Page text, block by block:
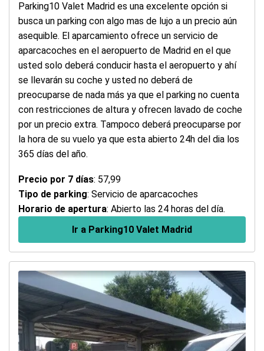
Parking10 Valet Madrid es una excelente opción si
busca un parking con algo mas de lujo a un precio aún
asequible. El aparcamiento ofrece un servicio de
aparcacoches en el aeropuerto de Madrid en el que
usted solo deberá conducir hasta el aeropuerto y ahí
se llevarán su coche y usted no deberá de
preocuparse de nada más ya que el parking no cuenta
con restricciones de altura y ofrecen lavado de coche
por un precio extra. Tampoco deberá preocuparse por
la hora de su vuelo ya que esta abierto 24h del dia los
365 días del año.
Precio por 7 días: 57,99
Tipo de parking: Servicio de aparcacoches
Horario de apertura: Abierto las 24 horas del día.
Ir a Parking10 Valet Madrid